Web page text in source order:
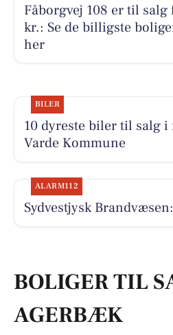
Fåborgvej 108 er til
kr.: Se de billigste
her
BILER
10 dyreste biler til salg
Varde Kommune
ALARM112
Sydvestjysk
BOLIGER TIL
AGERBÆK